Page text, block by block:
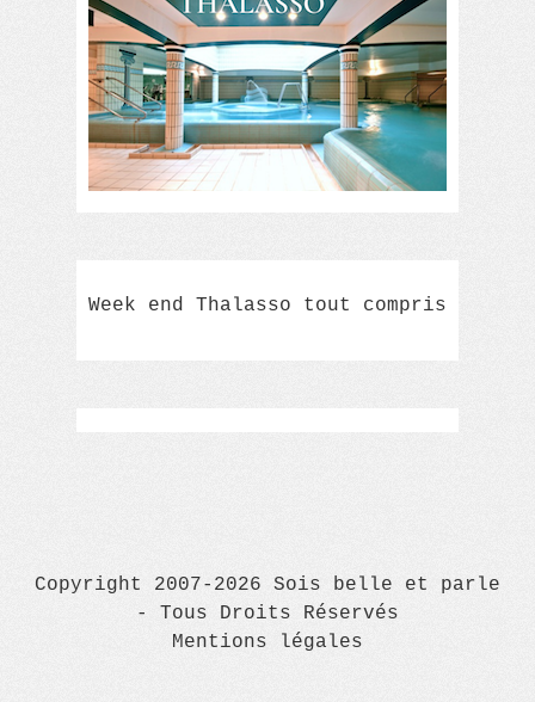
Week end Thalasso tout compris
Copyright 2007-2026 Sois belle et parle
- Tous Droits Réservés
Mentions légales